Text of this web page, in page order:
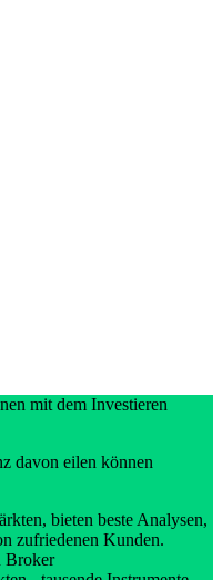
mit dem Investieren
davon eilen können
bieten beste Analysen,
zufriedenen Kunden.
Broker